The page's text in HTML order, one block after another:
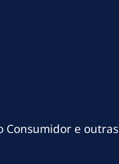
Consumidor e outras